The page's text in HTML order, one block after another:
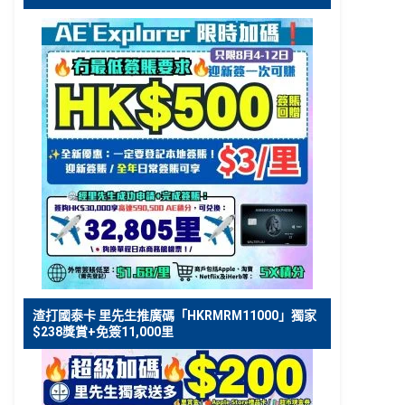
渣打國泰卡 里先生推廣碼「HKRMRM11000」獨家
$238獎賞+免簽11,000里